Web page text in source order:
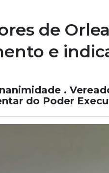
de
e
.
do Poder